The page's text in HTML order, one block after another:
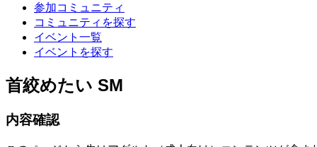
参加コミュニティ
コミュニティを探す
イベント一覧
イベントを探す
首絞めたい SM
内容確認